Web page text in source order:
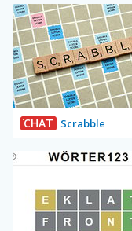
CHAT Scrabble